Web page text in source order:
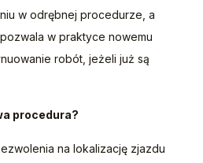
w odrębnej procedurze, a
w praktyce nowemu
robót, jeżeli już są
procedura?
na lokalizację zjazdu